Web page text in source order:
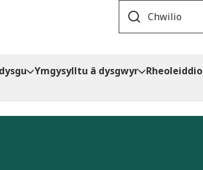
Ymgysylltu â dysgwyr Rheoleiddio